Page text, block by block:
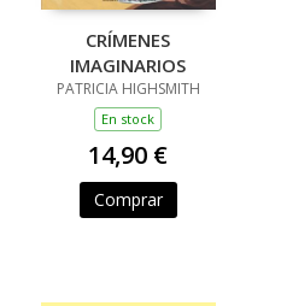
CRÍMENES
IMAGINARIOS
PATRICIA HIGHSMITH
En stock
14,90 €
Comprar